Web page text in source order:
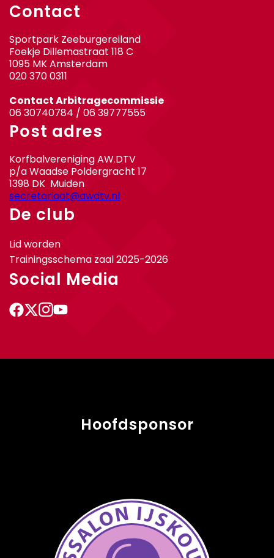
Contact
Sportpark Zeeburgereiland
Foekje Dillemastraat 118 C
1095 MK Amsterdam
020 370 0311
Contact Arbitragecommissie
06 30740784 / 06 39777555
Post adres
Korfbalvereniging AW.DTV
p/a Waadse Poldergracht 17
1398 DK Muiden
secretariaat@awdtv.nl
De club
Lid worden
Trainingsschema zaal 2025-2026
Social Media
Hoofdsponsor